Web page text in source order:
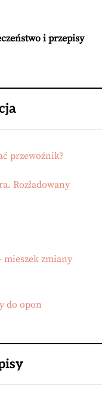
i przepisy
przewoźnik?
Rozładowany
mieszek zmiany
do opon